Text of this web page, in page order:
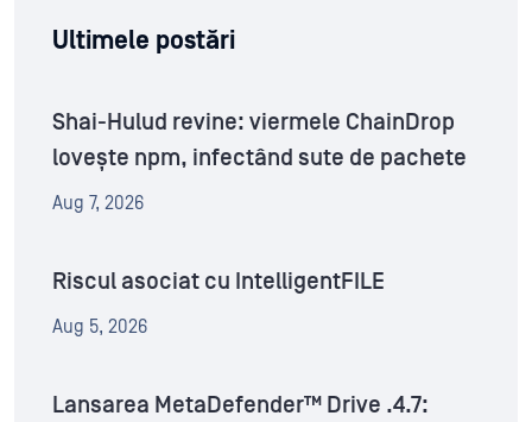
Ultimele postări
Shai-Hulud revine: viermele ChainDrop
lovește npm, infectând sute de pachete
Aug 7, 2026
Riscul asociat cu IntelligentFILE
Aug 5, 2026
Lansarea MetaDefender™ Drive .4.7: